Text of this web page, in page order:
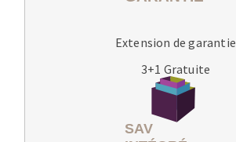
Extension de garantie
3+1 Gratuite